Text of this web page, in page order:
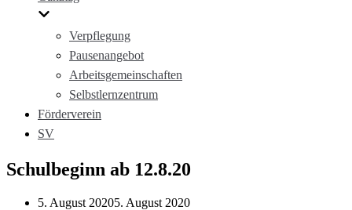
Verpflegung
Pausenangebot
Arbeitsgemeinschaften
Selbstlernzentrum
Förderverein
SV
Schulbeginn ab 12.8.20
5. August 20205. August 2020